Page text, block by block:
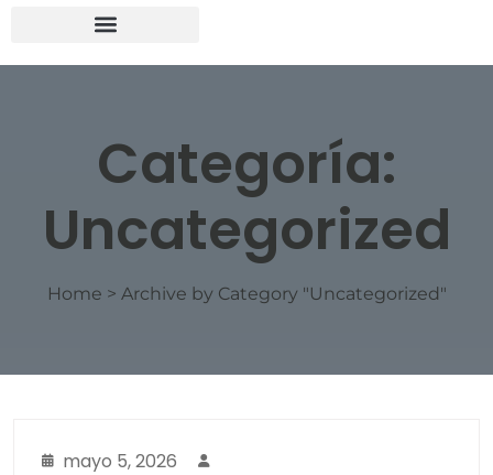
Categoría:
Uncategorized
Home > Archive by Category "Uncategorized"
mayo 5, 2026